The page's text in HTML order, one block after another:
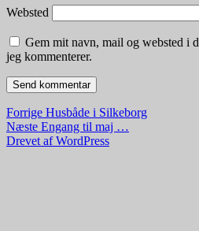
Websted
Gem mit navn, mail og websted i
jeg kommenterer.
Indlægsnavigation
Forrige Forrige
indlæg:
Husbåde i Silkeborg
Næste Næste
indlæg:
Engang til maj …
Drevet af WordPress